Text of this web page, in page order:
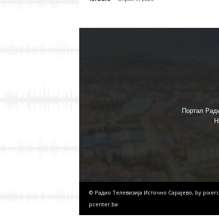
Портал
© Радио Телевизија Источно Сарајево, by
pcenter.ba